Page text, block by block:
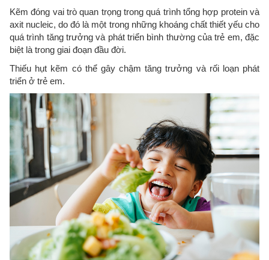
Kẽm đóng vai trò quan trọng trong quá trình tổng hợp protein và
axit nucleic, do đó là một trong những khoáng chất thiết yếu cho
quá trình tăng trưởng và phát triển bình thường của trẻ em, đặc
biệt là trong giai đoạn đầu đời.
Thiếu hụt kẽm có thể gây chậm tăng trưởng và rối loạn phát
triển ở trẻ em.